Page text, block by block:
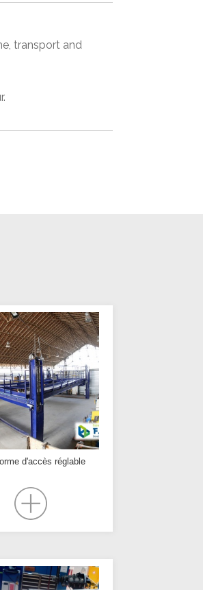
transport and
d'accès réglable